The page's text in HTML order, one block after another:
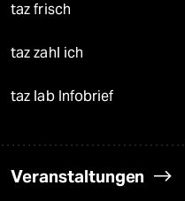
taz frisch
taz zahl ich
taz lab Infobrief
Veranstaltungen